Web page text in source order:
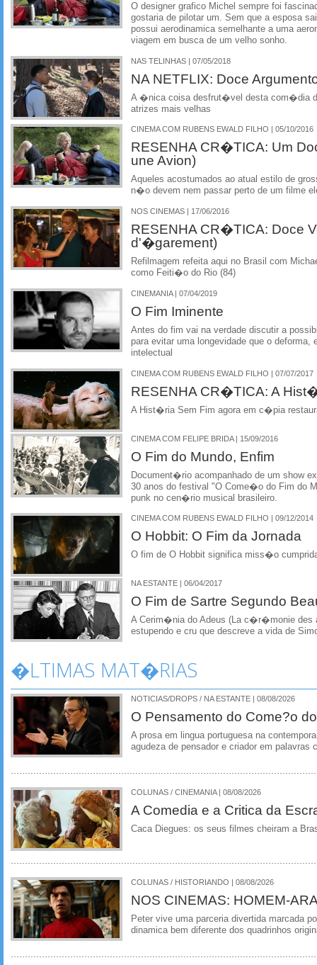
O designer grafico Michel sempre foi
gostaria de pilotar um. Sem que a esposa
possui aerodinamica semelhante a uma
viagem em busca de um velho sonho.
NAS TELINHAS | 07/05/2018
NA NETFLIX: Doce
A �nica coisa desfrut�vel desta com�dia
atrizes mais velhas
CINEMA COM RUBENS EWALD FILHO | 05/10/2016
RESENHA CR�TICA: Um
une Avion)
Aqueles acostumados ao atual estilo de
n�o devem nem passar perto de um filme
NOS CINEMAS | 17/06/2016
RESENHA CR�TICA: Doce
d'�garement)
Refilmagem refeita aqui no Brasil com
como Feiti�o do Rio (84)
CINEMANIA | 07/04/2019
O Fim Iminente
Antes do fim vai na verdade discutir a
para evitar uma longevidade que o
intelectual
CINEMA COM RUBENS EWALD FILHO | 07/07/2017
RESENHA CR�TICA: A
A Hist�ria Sem Fim agora em c�pia
CINEMA COM FELIPE BRIDA | 15/09/2016
O Fim do Mundo, Enfim
Document�rio acompanhado de um show
30 anos do festival "O Come�o do Fim do
punk no cen�rio musical brasileiro.
CINEMA COM RUBENS EWALD FILHO | 09/12/2014
O Hobbit: O Fim da Jornada
O fim de O Hobbit significa miss�o
NA ESTANTE | 06/04/2017
O Fim de Sartre Segundo
A Cerim�nia do Adeus (La c�r�monie des
estupendo e cru que descreve a vida de
�LTIMAS MAT�RIAS
NOTICIAS/DROPS / NA ESTANTE | 08/08/2026
O Pensamento do Come?o
A prosa em lingua portuguesa na
agudeza de pensador e criador em palavras
COLUNAS / CINEMANIA | 08/08/2026
A Comedia e a Critica da
Caca Diegues: os seus filmes cheiram a
COLUNAS / HISTORIANDO | 08/08/2026
NOS CINEMAS: HOMEM-
Peter vive uma parceria divertida marcada
dinamica bem diferente dos quadrinhos